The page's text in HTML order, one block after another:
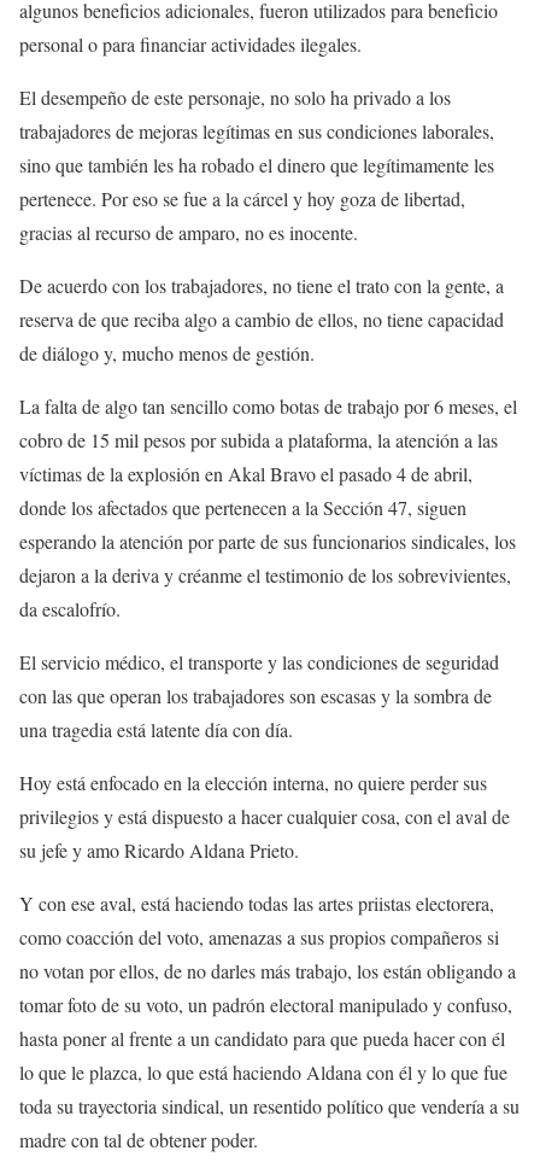
algunos beneficios adicionales, fueron utilizados para beneficio
personal o para financiar actividades ilegales.
El desempeño de este personaje, no solo ha privado a los
trabajadores de mejoras legítimas en sus condiciones laborales,
sino que también les ha robado el dinero que legítimamente les
pertenece. Por eso se fue a la cárcel y hoy goza de libertad,
gracias al recurso de amparo, no es inocente.
De acuerdo con los trabajadores, no tiene el trato con la gente, a
reserva de que reciba algo a cambio de ellos, no tiene capacidad
de diálogo y, mucho menos de gestión.
La falta de algo tan sencillo como botas de trabajo por 6 meses, el
cobro de 15 mil pesos por subida a plataforma, la atención a las
víctimas de la explosión en Akal Bravo el pasado 4 de abril,
donde los afectados que pertenecen a la Sección 47, siguen
esperando la atención por parte de sus funcionarios sindicales, los
dejaron a la deriva y créanme el testimonio de los sobrevivientes,
da escalofrío.
El servicio médico, el transporte y las condiciones de seguridad
con las que operan los trabajadores son escasas y la sombra de
una tragedia está latente día con día.
Hoy está enfocado en la elección interna, no quiere perder sus
privilegios y está dispuesto a hacer cualquier cosa, con el aval de
su jefe y amo Ricardo Aldana Prieto.
Y con ese aval, está haciendo todas las artes priistas electorera,
como coacción del voto, amenazas a sus propios compañeros si
no votan por ellos, de no darles más trabajo, los están obligando a
tomar foto de su voto, un padrón electoral manipulado y confuso,
hasta poner al frente a un candidato para que pueda hacer con él
lo que le plazca, lo que está haciendo Aldana con él y lo que fue
toda su trayectoria sindical, un resentido político que vendería a su
madre con tal de obtener poder.